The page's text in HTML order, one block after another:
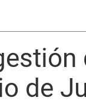
de